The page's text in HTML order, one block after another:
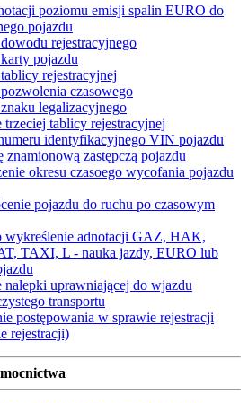
poziomu emisji spalin EURO do
pojazdu
rejestracyjnego
pojazdu
rejestracyjnej
czasowego
legalizacyjnego
tablicy rejestracyjnej
identyfikacyjnego VIN pojazdu
zastępczą pojazdu
okresu czasoego wycofania pojazdu
pojazdu do ruchu po czasowym
wykreślenie adnotacji GAZ, HAK,
TAXI, L - nauka jazdy, EURO lub
uprawniającej do wjazdu
transportu
postępowania w sprawie rejestracji
rejestracji)